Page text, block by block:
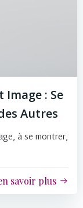
: Se
Autres
à se montrer,
savoir plus